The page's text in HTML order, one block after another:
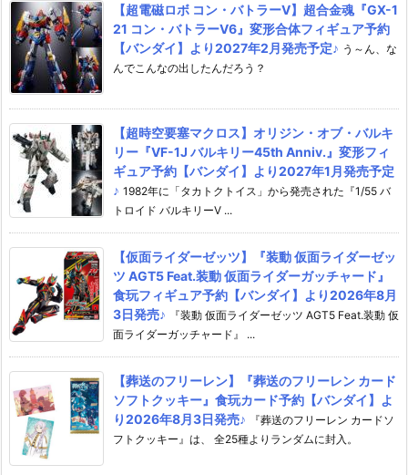
【超電磁ロボ コン・バトラーV】超合金魂『GX-1
21 コン・バトラーV6』変形合体フィギュア予約
【バンダイ】より2027年2月発売予定♪ う～ん、な
んでこんなの出したんだろう？
【超時空要塞マクロス】オリジン・オブ・バルキ
リー『VF-1J バルキリー45th Anniv.』変形フィ
ギュア予約【バンダイ】より2027年1月発売予定
♪ 1982年に「タカトクトイス」から発売された『1/55 バ
トロイド バルキリーV ...
【仮面ライダーゼッツ】『装動 仮面ライダーゼッ
ツ AGT5 Feat.装動 仮面ライダーガッチャード』
食玩フィギュア予約【バンダイ】より2026年8月
3日発売♪
『装動 仮面ライダーゼッツ AGT5 Feat.装動 仮
面ライダーガッチャード』 ...
【葬送のフリーレン】『葬送のフリーレン カード
ソフトクッキー』食玩カード予約【バンダイ】よ
り2026年8月3日発売♪
『葬送のフリーレン カードソ
フトクッキー』は、 全25種よりランダムに封入。